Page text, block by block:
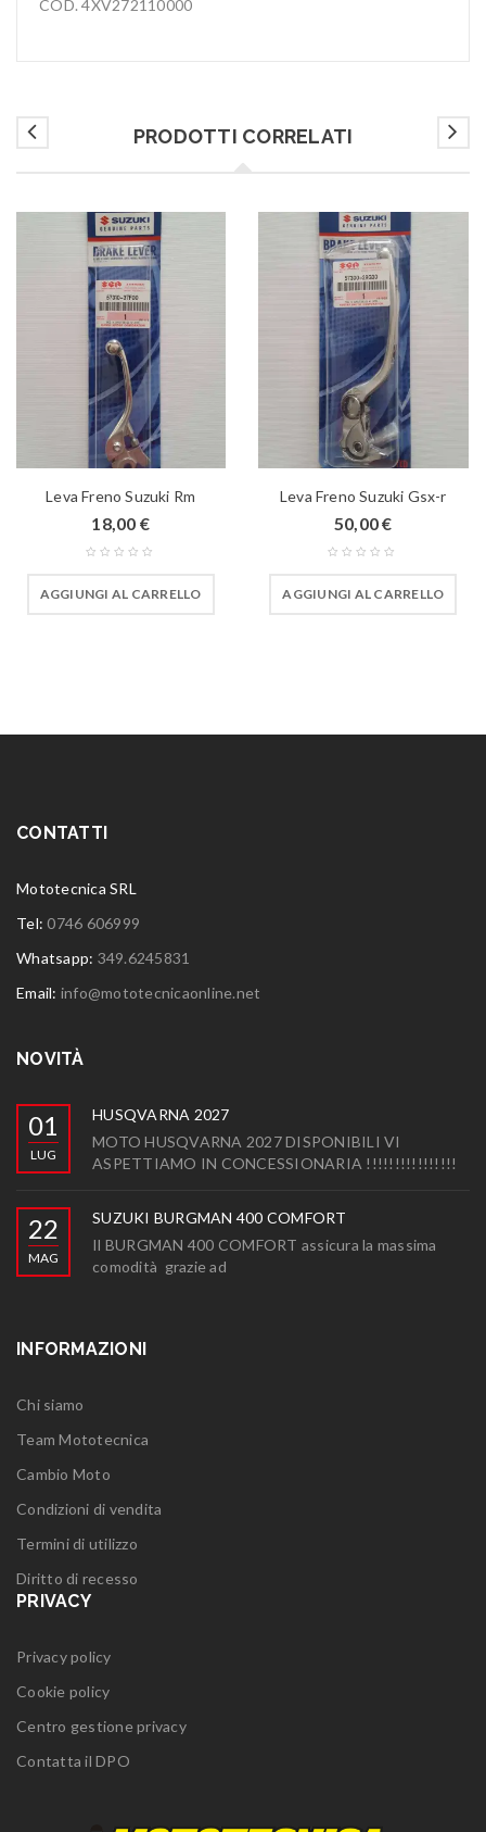
COD. 4XV272110000
PRODOTTI CORRELATI
Leva Freno Suzuki Rm
18,00 €
AGGIUNGI AL CARRELLO
Leva Freno Suzuki Gsx-r
50,00€
AGGIUNGI AL CARRELLO
CONTATTI
Mototecnica SRL
Tel:0746 606999
Whatsapp: 349.6245831
Email: info@mototecnicaonline.net
NOVITÀ
01
LUG
HUSQVARNA 2027
MOTO HUSQVARNA 2027 DISPONIBILI VI
ASPETTIAMO IN CONCESSIONARIA !!!!!!!!!!!!!!!!
22
MAG
SUZUKI BURGMAN 400 COMFORT
Il BURGMAN 400 COMFORT assicura la massima
comodità grazie ad
INFORMAZIONI
Chi siamo
Team Mototecnica
Cambio Moto
Condizioni di vendita
Termini di utilizzo
Diritto di recesso
PRIVACY
Privacy policy
Cookie policy
Centro gestione privacy
Contatta il DPO